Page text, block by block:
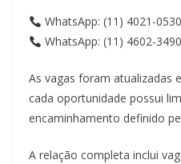
WhatsApp: (11) 4021-0530
WhatsApp: (11) 4602-3490
As vagas foram atualizadas
cada oportunidade possui
encaminhamento definido
A relação completa inclui